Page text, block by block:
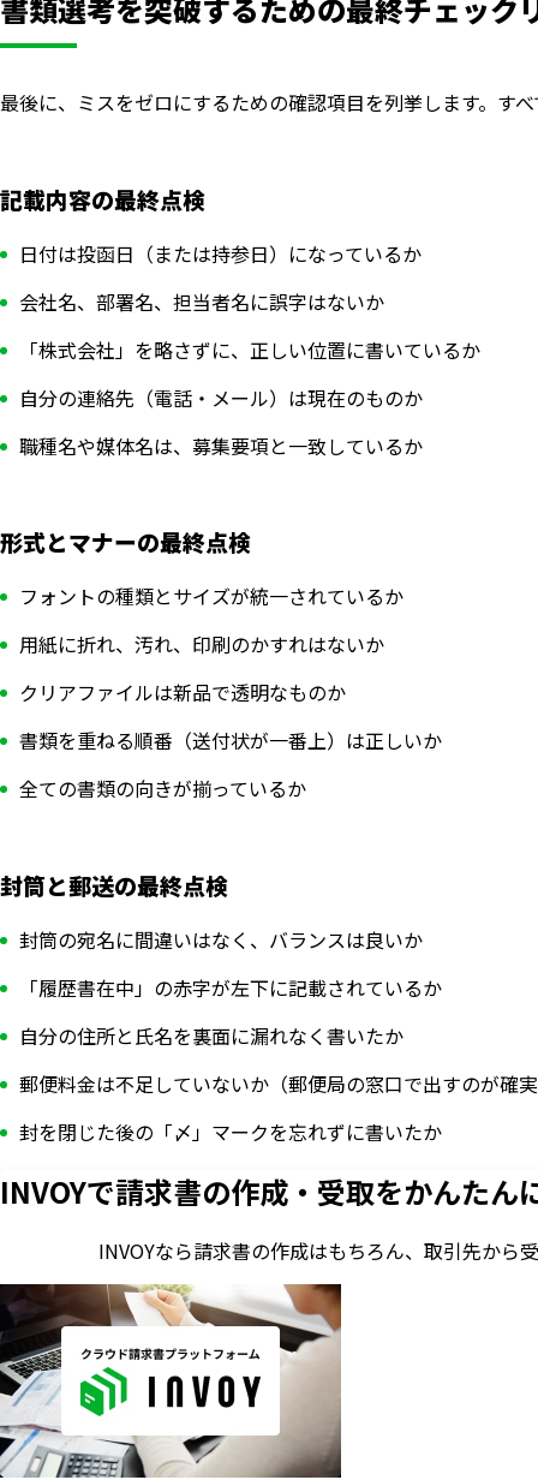
書類選考を突破するための最終チェック
最後に、ミスをゼロにするための確認項目を列挙します。す
記載内容の最終点検
日付は投函日（または持参日）になっているか
会社名、部署名、担当者名に誤字はないか
「株式会社」を略さずに、正しい位置に書いているか
自分の連絡先（電話・メール）は現在のものか
職種名や媒体名は、募集要項と一致しているか
形式とマナーの最終点検
フォントの種類とサイズが統一されているか
用紙に折れ、汚れ、印刷のかすれはないか
クリアファイルは新品で透明なものか
書類を重ねる順番（送付状が一番上）は正しいか
全ての書類の向きが揃っているか
封筒と郵送の最終点検
封筒の宛名に間違いはなく、バランスは良いか
「履歴書在中」の赤字が左下に記載されているか
自分の住所と氏名を裏面に漏れなく書いたか
郵便料金は不足していないか（郵便局の窓口で出すのが確
封を閉じた後の「〆」マークを忘れずに書いたか
INVOYで請求書の作成・ 受取をかんたん
INVOYなら請求書の作成はもちろん、 取引先から
いますぐ無料登録